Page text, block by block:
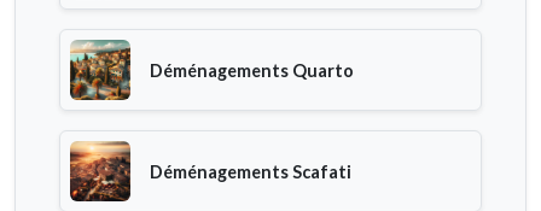
Déménagements Quarto
Déménagements Scafati